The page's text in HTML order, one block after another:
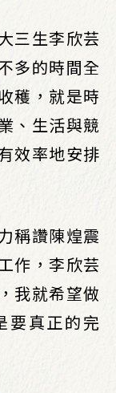
三生李欣芸
多的時間全
穫，就是時
、生活與競
效率地安排
稱讚陳煌震
作，李欣芸
我就希望做
要真正的完